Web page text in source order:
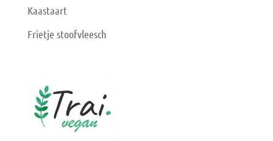
Kaastaart
Frietje stoofvleesch